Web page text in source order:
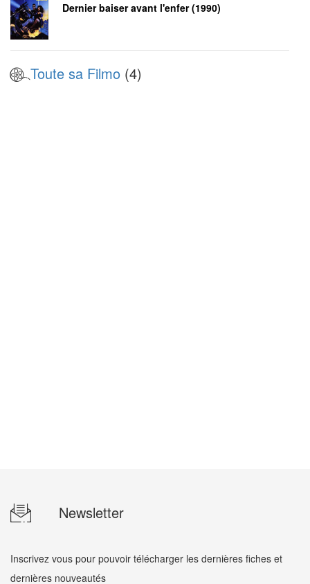
Dernier baiser avant l'enfer (1990)
Toute sa Filmo (4)
Newsletter
Inscrivez vous pour pouvoir télécharger les dernières fiches et
dernières nouveautés